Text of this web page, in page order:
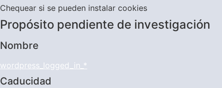
Chequear si se pueden instalar cookies
Propósito pendiente de investigación
Nombre
wordpress_logged_in_*
Caducidad